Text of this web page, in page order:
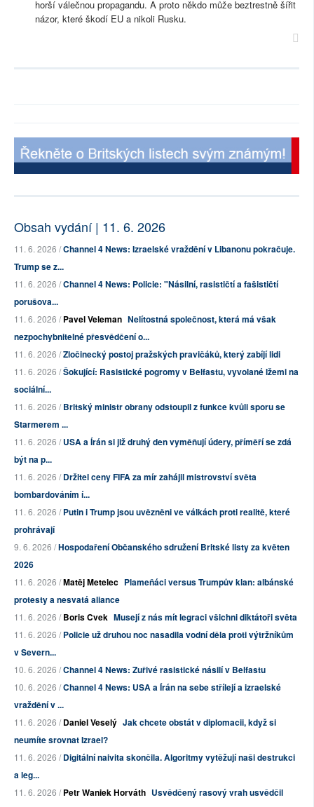
horší válečnou propagandu. A proto někdo může beztrestně šířit
názor, které škodí EU a nikoli Rusku.
Obsah vydání | 11. 6. 2026
11. 6. 2026 /Channel 4 News: Izraelské vraždění v Libanonu pokračuje.
Trump se z...
11. 6. 2026 /Channel 4 News: Policie: "Násilní, rasističtí a fašističtí
porušova...
11. 6. 2026 /Pavel Veleman Nelítostná společnost, která má však
nezpochybnitelné přesvědčení o...
11. 6. 2026 /Zločinecký postoj pražských pravičáků, který zabíjí lidi
11. 6. 2026 /Šokující: Rasistické pogromy v Belfastu, vyvolané lžemi na
sociální...
11. 6. 2026 /Britský ministr obrany odstoupil z funkce kvůli sporu se
Starmerem ...
11. 6. 2026 /USA a Írán si již druhý den vyměňují údery, příměří se zdá
být na p...
11. 6. 2026 /Držitel ceny FIFA za mír zahájil mistrovství světa
bombardováním í...
11. 6. 2026 /Putin i Trump jsou uvězněni ve válkách proti realitě, které
prohrávají
9. 6. 2026 /Hospodaření Občanského sdružení Britské listy za květen
2026
11. 6. 2026 /Matěj Metelec Plameňáci versus Trumpův klan: albánské
protesty a nesvatá aliance
11. 6. 2026 /Boris Cvek Musejí z nás mít legraci všichni diktátoři světa
11. 6. 2026 /Policie už druhou noc nasadila vodní děla proti výtržníkům
v Severn...
10. 6. 2026 /Channel 4 News: Zuřivé rasistické násilí v Belfastu
10. 6. 2026 /Channel 4 News: USA a Írán na sebe střílejí a izraelské
vraždění v ...
11. 6. 2026 /Daniel Veselý Jak chcete obstát v diplomacii, když si
neumíte srovnat Izrael?
11. 6. 2026 /Digitální naivita skončila. Algoritmy vytěžují naši destrukci
a leg...
11. 6. 2026 /Petr Waniek Horváth Usvědčený rasový vrah usvědčil